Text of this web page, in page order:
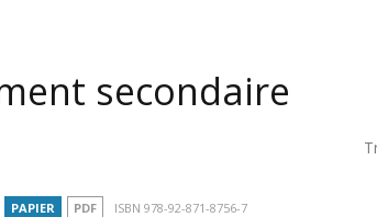
secondaire
PAPIER PDF ISBN 978-92-871-8756-7